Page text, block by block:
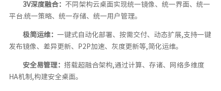
3V深度融合： 不同架构云桌面实现统一镜像、统一界面、统一
平台.统一策略、统一存储、统一用户管理。
极简运维： 一键式自动化部署、按需交付、动态扩展,支持一键
发布镜像、差异更新、P2P加速、灰度更新等,简化运维。
安全易管理： 搭载超融合架构,通过计算、存诸、网络多维度
HA机制,构建安全桌面。